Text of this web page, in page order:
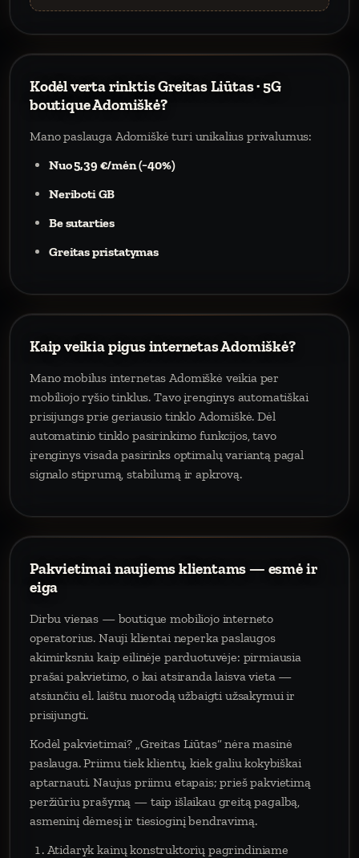
Kodėl verta rinktis Greitas Liūtas · 5G
boutique Adomiškė?
Mano paslauga Adomiškė turi unikalius privalumus:
Nuo 5,39 €/mėn (−40%)
Neriboti GB
Be sutarties
Greitas pristatymas
Kaip veikia pigus internetas Adomiškė?
Mano mobilus internetas Adomiškė veikia per
mobiliojo ryšio tinklus. Tavo įrenginys automatiškai
prisijungs prie geriausio tinklo Adomiškė. Dėl
automatinio tinklo pasirinkimo funkcijos, tavo
įrenginys visada pasirinks optimalų variantą pagal
signalo stiprumą, stabilumą ir apkrovą.
Pakvietimai naujiems klientams — esmė ir
eiga
Dirbu vienas — boutique mobiliojo interneto
operatorius. Nauji klientai neperka paslaugos
akimirksniu kaip eilinėje parduotuvėje: pirmiausia
prašai pakvietimo, o kai atsiranda laisva vieta —
atsiunčiu el. laištu nuorodą užbaigti užsakymui ir
prisijungti.
Kodėl pakvietimai? „Greitas Liūtas“ nėra masinė
paslauga. Priimu tiek klientų, kiek galiu kokybiškai
aptarnauti. Naujus priimu etapais; prieš pakvietimą
peržiūriu prašymą — taip išlaikau greitą pagalbą,
asmeninį dėmesį ir tiesioginį bendravimą.
Atidaryk kainų konstruktorių pagrindiniame